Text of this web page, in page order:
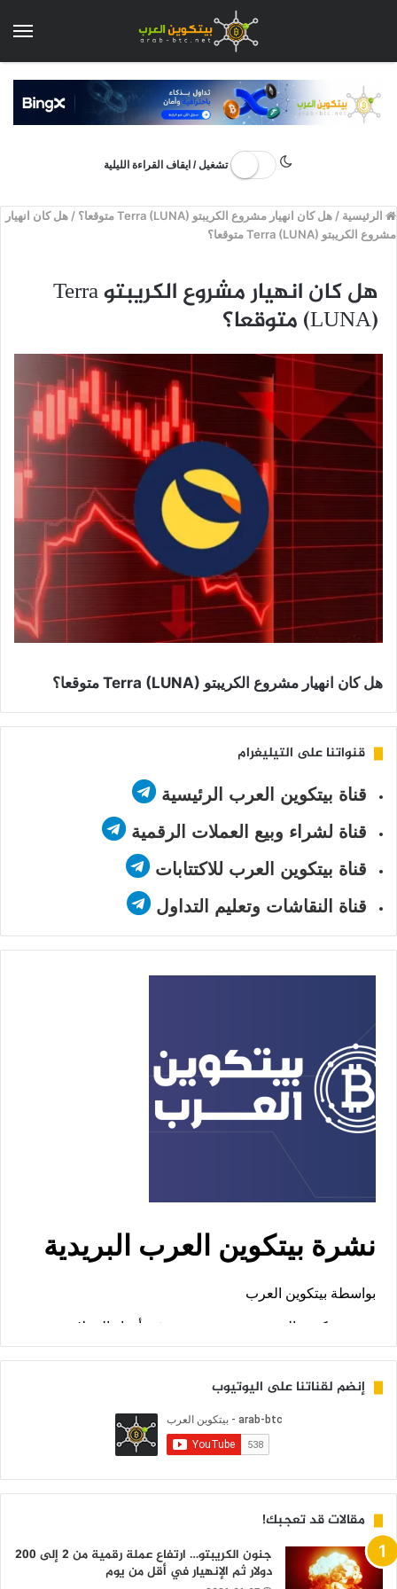
تشغيل / ايقاف القراءة الليلية
الرئيسية /هل كان انهيار مشروع الكريبتو Terra (LUNA) متوقعا؟ /هل كان انهيار
مشروع الكريبتو Terra (LUNA) متوقعا؟
هل كان انهيار مشروع الكريبتو Terra
(LUNA) متوقعا؟
هل كان انهيار مشروع الكريبتو Terra (LUNA) متوقعا؟
قنواتنا على التيليغرام
قناة بيتكوين العرب الرئيسية
قناة لشراء وبيع العملات الرقمية
قناة بيتكوين العرب للاكتتابات
قناة النقاشات وتعليم التداول
إنضم لقناتنا على اليوتيوب
مقالات قد تعجبك!
جنون الكريبتو… ارتفاع عملة رقمية من 2 إلى 200
دولار ثم الإنهيار في أقل من يوم